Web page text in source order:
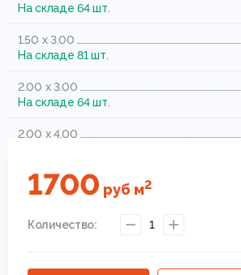
На складе 64 шт.
1.50 x 3.00
На складе 81 шт.
2.00 x 3.00
На складе 64 шт.
2.00 x 4.00
2.50 x 3.50
На складе 22 шт.
2.50 x 4.00
1700 руб м2
Количество: 1